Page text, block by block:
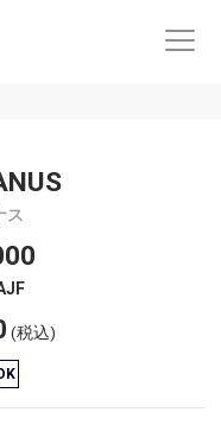
ス
(税込)